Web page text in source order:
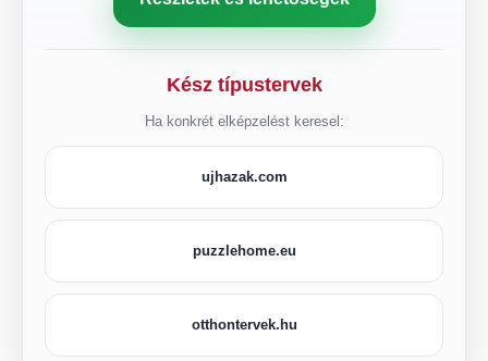
Kész típustervek
Ha konkrét elképzelést keresel:
ujhazak.com
puzzlehome.eu
otthontervek.hu